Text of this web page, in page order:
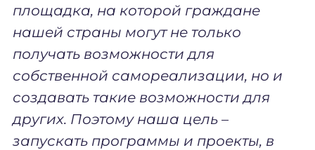
площадка, на которой граждане
нашей страны могут не только
получать возможности для
собственной самореализации, но и
создавать такие возможности для
других. Поэтому наша цель –
запускать программы и проекты, в